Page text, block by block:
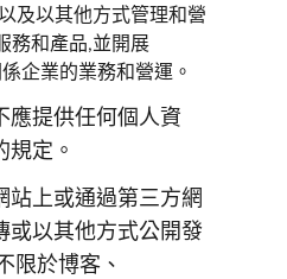
及以其他方式管理和營
務和產品,並開展
企業的業務和營運。
應提供任何個人資
定。
站上或通過第三方網
或以其他方式公開發
限於博客、